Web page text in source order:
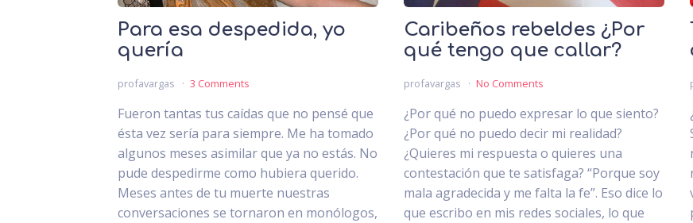
Para esa despedida, yo
quería
profavargas 3 Comments
Fueron tantas tus caídas que no pensé que
ésta vez sería para siempre. Me ha tomado
algunos meses asimilar que ya no estás. No
pude despedirme como hubiera querido.
Meses antes de tu muerte nuestras
conversaciones se tornaron en monólogos,
Caribeños rebeldes ¿Por
qué tengo que callar?
profavargas No Comments
¿Por qué no puedo expresar lo que siento?
¿Por qué no puedo decir mi realidad?
¿Quieres mi respuesta o quieres una
contestación que te satisfaga? “Porque soy
mala agradecida y me falta la fe”. Eso dice lo
que escribo en mis redes sociales, lo que